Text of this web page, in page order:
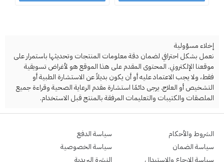
إخلاء مسؤولية
نعمل بشكل احترافي لضمان دقة معلومات المنتجات وتحديثها باستمرار على
موقعنا الإلكتروني. المحتوى المقدم على هذا الموقع هو لأغراض تسويقية
فقط، ولا يجب الاعتماد عليه أو أن يكون بديلاً عن الاستشارة الطبية أو
التشخيص أو العلاج. يرجى دائمًا استشارة مقدم الرعاية الصحية وقراءة جميع
الملصقات والكتيبات والتعليمات المرفقة بالمنتج قبل الاستخدام.
الشروط والأحكام
سياسة الضمان
سياسة الدفع
سياسة الخصوصية